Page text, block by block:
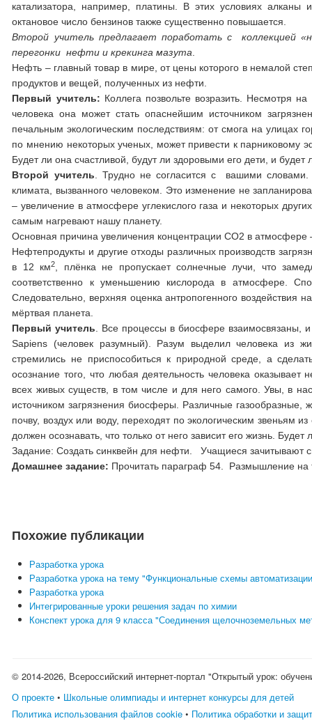
катализатора, например, платины. В этих условиях алканы
октановое число бензинов также существенно повышается.
Второй учитель предлагает поработать с коллекцией
перегонки нефти и крекинга мазута
Нефть – главный товар в мире, от цены которого в немалой
продуктов и вещей, полученных из нефти.
Первый учитель: Коллега позвольте возразить. Несмотря
человека она может стать опаснейшим источником
печальным экологическим последствиям: от смога на улицах
по мнению некоторых ученых, может привести к парниковому
Будет ли она счастливой, будут ли здоровыми его дети, и
Второй учитель . Трудно не согласится с вашими
климата, вызванного человеком. Это изменение не
– увеличение в атмосфере углекислого газа и некоторых
самым нагревают нашу планету.
Основная причина увеличения концентрации СО2 в атмосфере
Нефтепродукты и другие отходы различных производств
в 12 км2
, плёнка не пропускает солнечные лучи, что
соответственно к уменьшению кислорода в атмосфере.
Следовательно, верхняя оценка антропогенного воздействия
мёртвая планета.
Первый учитель . Все процессы в биосфере взаимосвязаны,
Sapiens (человек разумный). Разум выделил человека из
стремились не приспособиться к природной среде, а
осознание того, что любая деятельность человека
всех живых существ, в том числе и для него самого. Увы, в
источником загрязнения биосферы. Различные
почву, воздух или воду, переходят по экологическим звеньям
должен осознавать, что только от него зависит его жизнь.
Задание: Создать синквейн для нефти. Учащиеся зачитывают
Домашнее задание: Прочитать параграф 54. Размышление
Похожие публикации
Разработка урока
Разработка урока на тему "Функциональные схемы
Разработка урока
Интегрированные уроки решения задач по химии
Конспект урока для 9 класса "Соединения щелочноземельных
© 2014-2026, Всероссийский интернет-портал "Открытый урок:
О проекте • Школьные олимпиады и интернет конкурсы для детей
Политика использования файлов cookie • Политика обработки и